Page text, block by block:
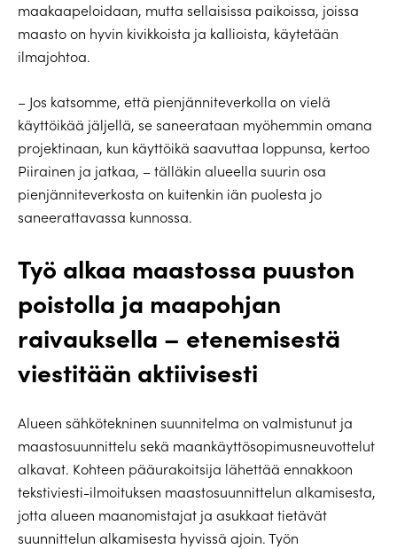
maakaapeloidaan, mutta sellaisissa paikoissa, joissa
maasto on hyvin kivikkoista ja kallioista, käytetään
ilmajohtoa.
– Jos katsomme, että pienjänniteverkolla on vielä
käyttöikää jäljellä, se saneerataan myöhemmin omana
projektinaan, kun käyttöikä saavuttaa loppunsa, kertoo
Piirainen ja jatkaa, – tälläkin alueella suurin osa
pienjänniteverkosta on kuitenkin iän puolesta jo
saneerattavassa kunnossa.
Työ alkaa maastossa puuston
poistolla ja maapohjan
raivauksella – etenemisestä
viestitään aktiivisesti
Alueen sähkötekninen suunnitelma on valmistunut ja
maastosuunnittelu sekä maankäyttösopimusneuvottelut
alkavat. Kohteen pääurakoitsija lähettää ennakkoon
tekstiviesti-ilmoituksen maastosuunnittelun alkamisesta,
jotta alueen maanomistajat ja asukkaat tietävät
suunnittelun alkamisesta hyvissä ajoin. Työn